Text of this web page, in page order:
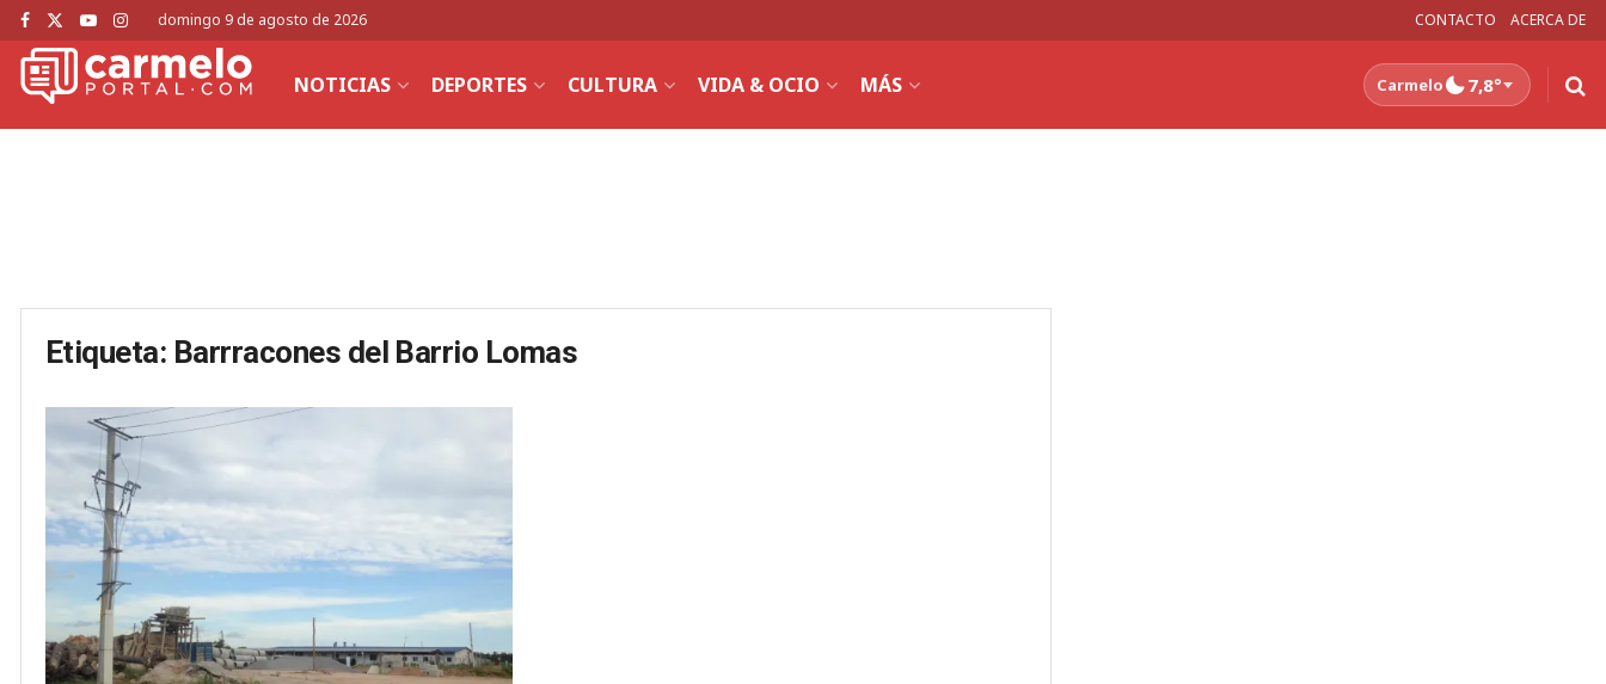
domingo 9 de agosto de 2026 CONTACTO ACERCA DE
NOTICIAS DEPORTES CULTURA VIDA & OCIO MÁS Carmelo 7,8°
Etiqueta: Barrracones del Barrio Lomas